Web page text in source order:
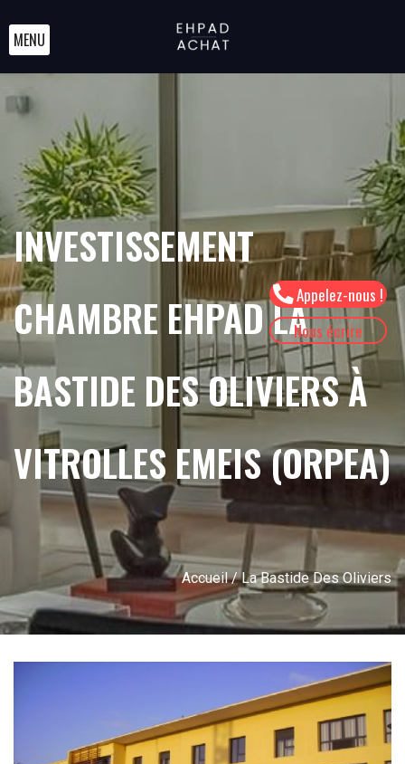
Appelez-nous !
Nous écrire
MENU
INVESTISSEMENT
CHAMBRE EHPAD LA
BASTIDE DES OLIVIERS À
VITROLLES EMEIS (ORPEA)
Accueil/ La Bastide Des Oliviers